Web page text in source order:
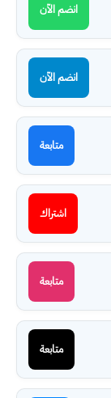
انضم الآن
انضم الآن
متابعة
اشتراك
متابعة
متابعة